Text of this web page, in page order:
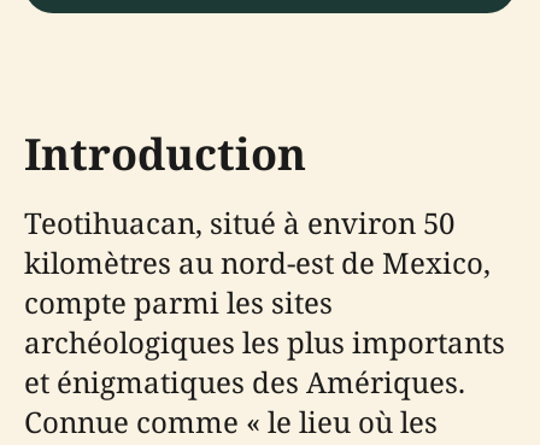
Introduction
Teotihuacan, situé à environ 50
kilomètres au nord-est de Mexico,
compte parmi les sites
archéologiques les plus importants
et énigmatiques des Amériques.
Connue comme « le lieu où les